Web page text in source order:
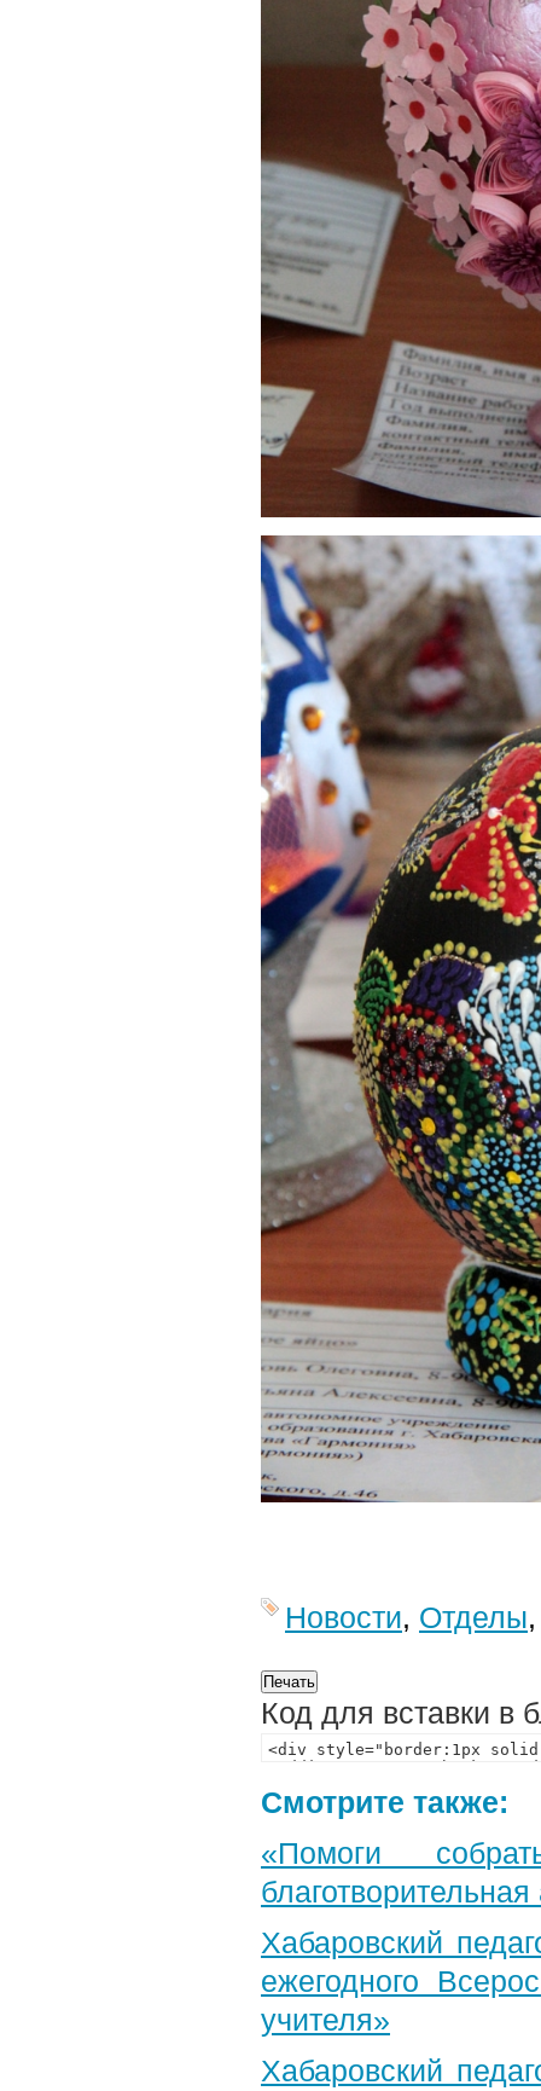
Новости, Отделы
Код для вставки в
Смотрите также:
«Помоги
Хабаровский
ежегодного
учителя»
Хабаровский